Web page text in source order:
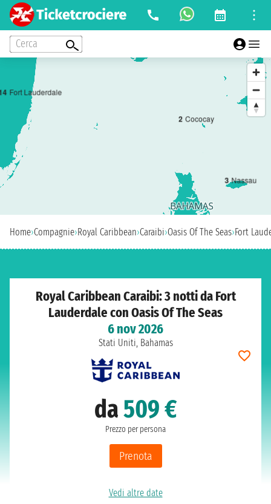
Cerca
4 Fort Lauderdale
2 Cococay
3 Nassau
Home›Compagnie›Royal Caribbean›Caraibi›Oasis Of The Seas›Fort
Royal Caribbean Caraibi: 3 notti da Fort
Lauderdale con Oasis Of The Seas
6 nov 2026
Stati Uniti, Bahamas
da509 €
Prezzo per persona
Prenota
Vedi altre date